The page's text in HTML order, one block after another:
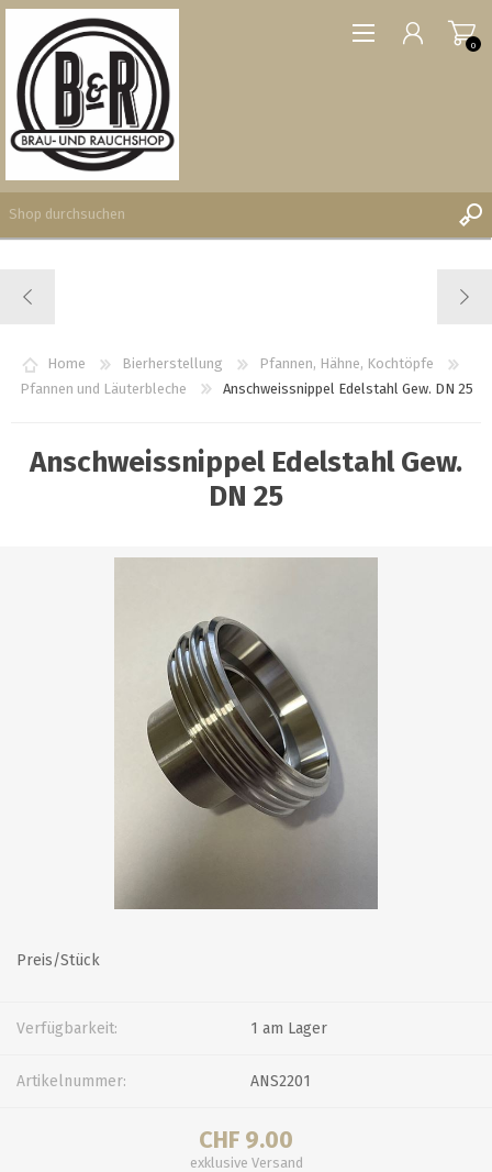
WUNSCHLISTE
0
0
Home Bierherstellung
Pfannen, Hähne, Kochtöpfe
Pfannen und Läuterbleche
Anschweissnippel Edelstahl Gew. DN 25
Anschweissnippel Edelstahl Gew.
DN 25
Preis/Stück
Verfügbarkeit: 1 am Lager
Artikelnummer: ANS2201
CHF 9.00
exklusive Versand